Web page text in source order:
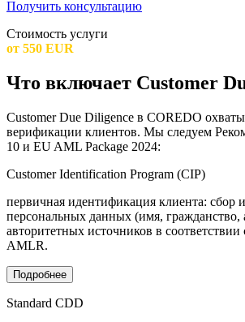
Получить консультацию
Стоимость услуги
от 550 EUR
Что включает Customer
Customer Due Diligence в COREDO
верификации клиентов. Мы следуем
10 и EU AML Package 2024:
Customer Identification Program (CIP)
первичная идентификация клиента: сбор
персональных данных (имя, гражданство,
авторитетных источников в соответствии
AMLR.
Подробнее
Standard CDD